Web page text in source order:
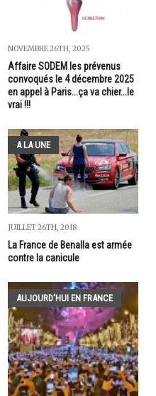
NOVEMBRE 26TH, 2025
Affaire SODEM les prévenus
convoqués le 4 décembre 2025
en appel à Paris...ça va chier...le
vrai !!!
A LA UNE
JUILLET 26TH, 2018
La France de Benalla est armée
contre la canicule
AUJOURD'HUI EN FRANCE